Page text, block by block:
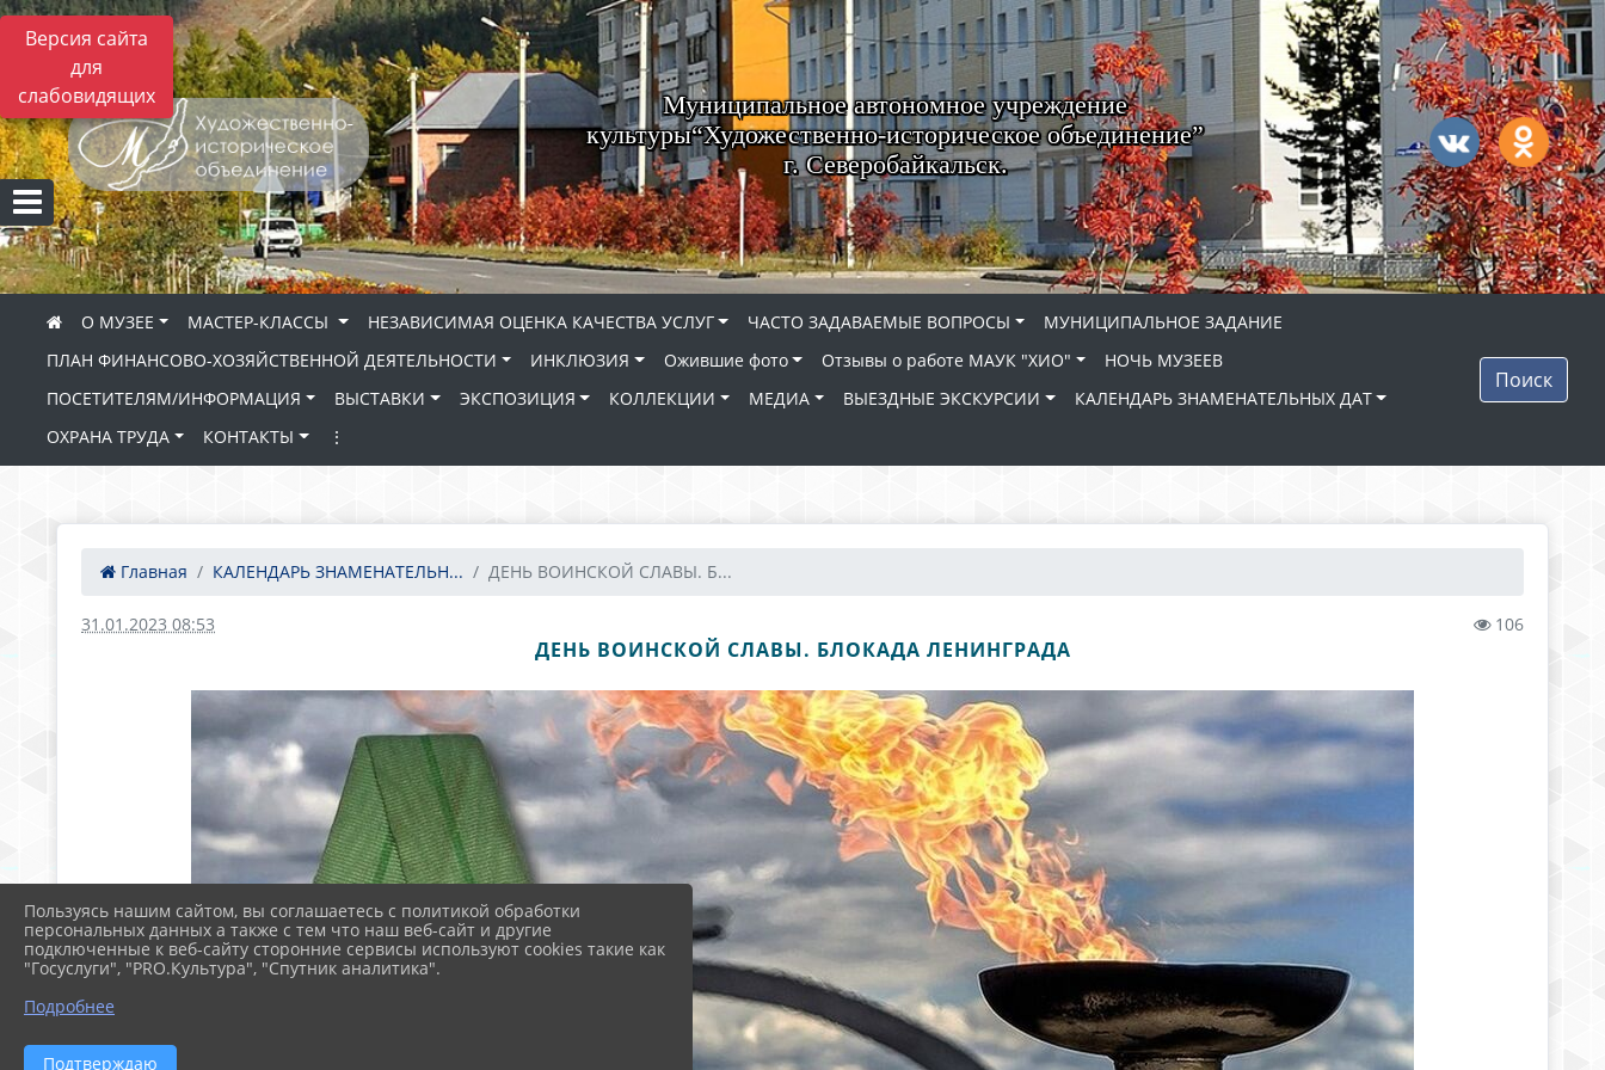
Версия сайта
для
слабовидящих
Муниципальное автономное учреждение
культуры“Художественно-историческое объединение”
г. Северобайкальск.
О МУЗЕЕ МАСТЕР-КЛАССЫ НЕЗАВИСИМАЯ ОЦЕНКА КАЧЕСТВА УСЛУГ ЧАСТО ЗАДАВАЕМЫЕ ВОПРОСЫ
МУНИЦИПАЛЬНОЕ ЗАДАНИЕ
ПЛАН ФИНАНСОВО-ХОЗЯЙСТВЕННОЙ ДЕЯТЕЛЬНОСТИ
ИНКЛЮЗИЯ Ожившие фото Отзывы о работе МАУК "ХИО"
НОЧЬ МУЗЕЕВ
ПОСЕТИТЕЛЯМ/ИНФОРМАЦИЯ
ВЫСТАВКИ ЭКСПОЗИЦИЯ КОЛЛЕКЦИИ МЕДИА ВЫЕЗДНЫЕ ЭКСКУРСИИ
КАЛЕНДАРЬ ЗНАМЕНАТЕЛЬНЫХ ДАТ
ОХРАНА ТРУДА
КОНТАКТЫ ⋮
Поиск
Главная КАЛЕНДАРЬ ЗНАМЕНАТЕЛЬН... ДЕНЬ ВОИНСКОЙ СЛАВЫ. Б...
31.01.2023 08:53 106
ДЕНЬ ВОИНСКОЙ СЛАВЫ. БЛОКАДА ЛЕНИНГРАДА
Пользуясь нашим сайтом, вы соглашаетесь с политикой обработки
персональных данных а также с тем что наш веб-сайт и другие
подключенные к веб-сайту сторонние сервисы используют cookies такие как
"Госуслуги", "PRO.Культура", "Спутник аналитика".
Подробнее
Подтверждаю